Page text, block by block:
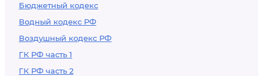
Бюджетный кодекс
Водный кодекс РФ
Воздушный кодекс РФ
ГК РФ часть 1
ГК РФ часть 2